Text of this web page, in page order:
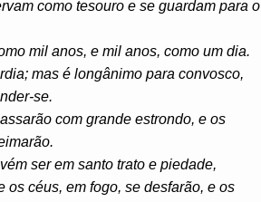
como tesouro e se guardam para o
mil anos, e mil anos, como um dia.
mas é longânimo para convosco,
se.
com grande estrondo, e os
ser em santo trato e piedade,
céus, em fogo, se desfarão, e os